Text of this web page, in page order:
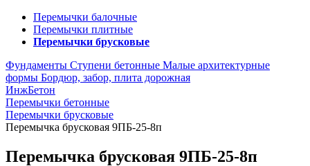
Перемычки балочные
Перемычки плитные
Перемычки брусковые
Фундаменты Ступени бетонные Малые архитектурные
формы Бордюр, забор, плита дорожная
ИнжБетон
Перемычки бетонные
Перемычки брусковые
Перемычка брусковая 9ПБ-25-8п
Перемычка брусковая 9ПБ-25-8п